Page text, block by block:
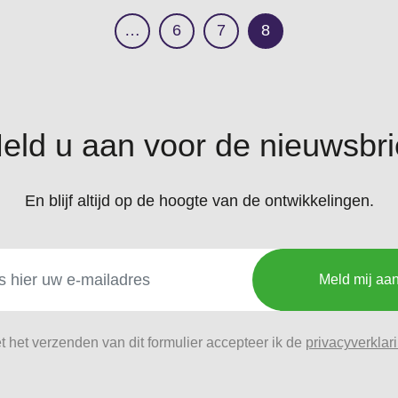
… 6 7 8
u aan voor de
En blijf altijd op de hoogte van de ontwikkelingen.
Meld mij aan
het verzenden van dit formulier accepteer ik de